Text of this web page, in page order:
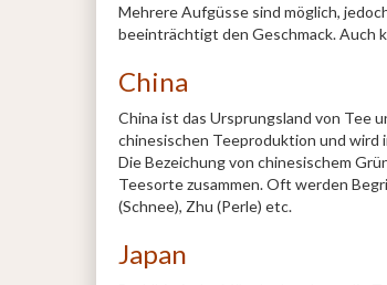
Mehrere Aufgüsse sind möglich,
beeinträchtigt den Geschmack. Auch
China
China ist das Ursprungsland von Tee
chinesischen Teeproduktion und wird
Die Bezeichung von chinesischem
Teesorte zusammen. Oft werden
(Schnee), Zhu (Perle) etc.
Japan